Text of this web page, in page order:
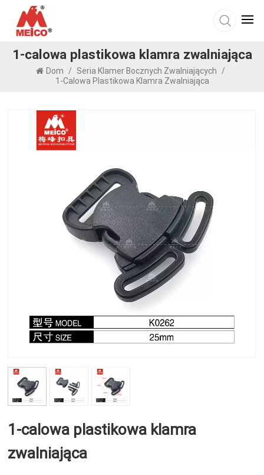
1-calowa plastikowa klamra zwalniająca
Dom / Seria Klamer Bocznych Zwalniających
/
1-Calowa Plastikowa Klamra Zwalniająca
1-calowa plastikowa klamra
zwalniająca